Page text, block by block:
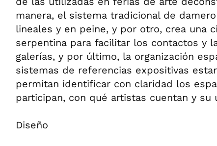
manera, el sistema tradicional de
lineales y en peine, y por otro, crea una
serpentina para facilitar los contactos y
galerías, y por último, la organización
sistemas de referencias expositivas
permitan identificar con claridad los
participan, con qué artistas cuentan y su
Diseño